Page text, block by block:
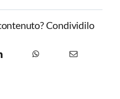
Condividilo